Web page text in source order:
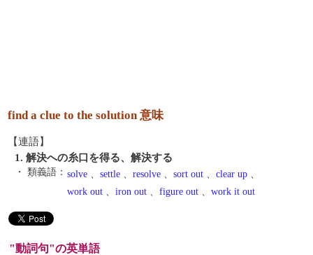
find a clue to the solution 意味
【連語】
1. 解決への糸口を得る、解決する
・ 類義語： solve 、 settle 、 resolve 、 sort out 、 clear up 、
work out 、 iron out 、 figure out 、 work it out
"動詞句"の英単語